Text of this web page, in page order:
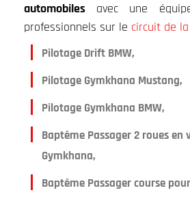
automobiles avec une
professionnels sur le circuit de
Pilotage Drift BMW,
Pilotage Gymkhana Mustang,
Pilotage Gymkhana BMW,
Baptême Passager 2 roues en
Gymkhana,
Baptême Passager course